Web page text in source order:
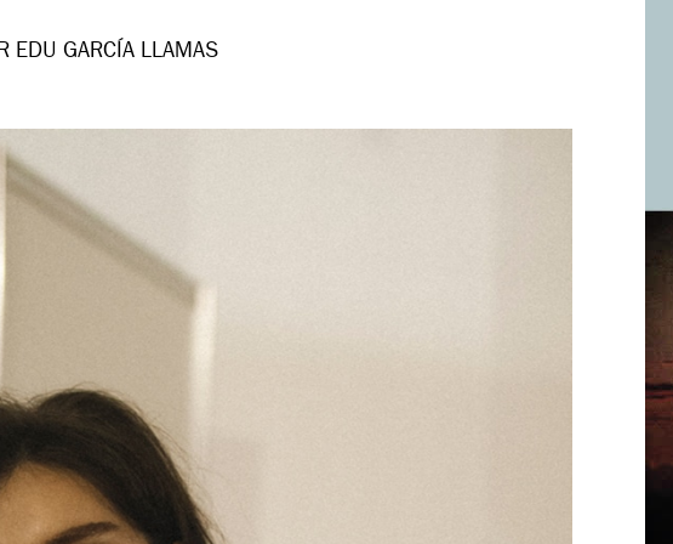
EDU GARCÍA LLAMAS